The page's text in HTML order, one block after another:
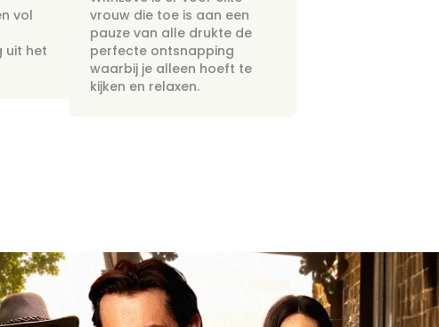
vol
uit het
vrouw die toe is aan een
pauze van alle drukte de
perfecte ontsnapping
waarbij je alleen hoeft te
kijken en relaxen.